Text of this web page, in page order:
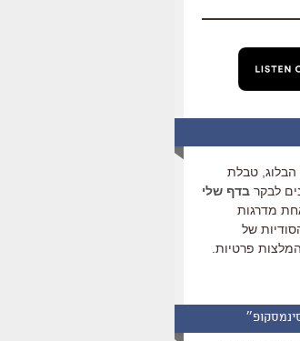
שמע.
הבלוג, טבלת
לבקר בדף שלי
מדרגות
של
פרטיות.